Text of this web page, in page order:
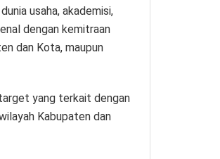
usaha, akademisi,
dengan kemitraan
dan Kota, maupun
yang terkait dengan
Kabupaten dan